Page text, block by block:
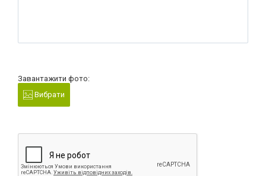
Завантажити фото:
Вибрати